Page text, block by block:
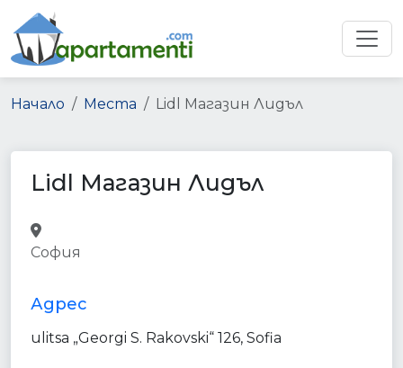
Начало Места Lidl Магазин Лидъл
Lidl Магазин Лидъл
София
Адрес
ulitsa „Georgi S. Rakovski“ 126, Sofia